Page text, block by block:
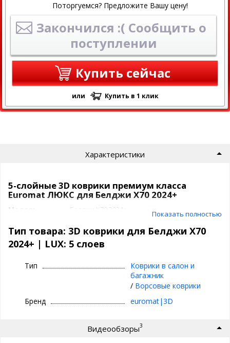
Поторгуемся? Предложите Вашу цену!
Закончился :( Сообщить о
поступлении
Купить сейчас
или Купить в 1 клик
Характеристики
5-слойные 3D коврики премиум класса
Euromat ЛЮКС для Белджи Х70 2024+
Модель
Белджи Х70 2024+
Класс
LUX: 5 слоев
Подпятник
нержавейка с антискользящими вставками
Производитель 3D|Euromat
Коврики 3D|Euromat
⊕ объединяют лучшие качества резиновых и
текстильных ковриков
⊕ используются круглый год - забудьте про
Показать полностью
Тип товара: 3D коврики для Белджи Х70
2024+ | LUX: 5 слоев
Тип
Коврики в салон и
багажник
/ Ворсовые коврики
Бренд
euromat|3D
Видеообзоры3